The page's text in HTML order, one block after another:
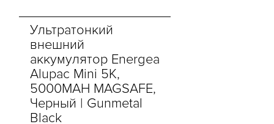
Ультратонкий
внешний
аккумулятор Energea
Alupac Mini 5K,
5000MAH MAGSAFE,
Черный | Gunmetal
Black